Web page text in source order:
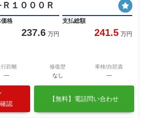
１０００Ｒ
格
237.6 万円
支払総額
241.5 万円
行距離
―
修復歴
なし
車検/自賠責
―
認
【無料】電話問い合わせ